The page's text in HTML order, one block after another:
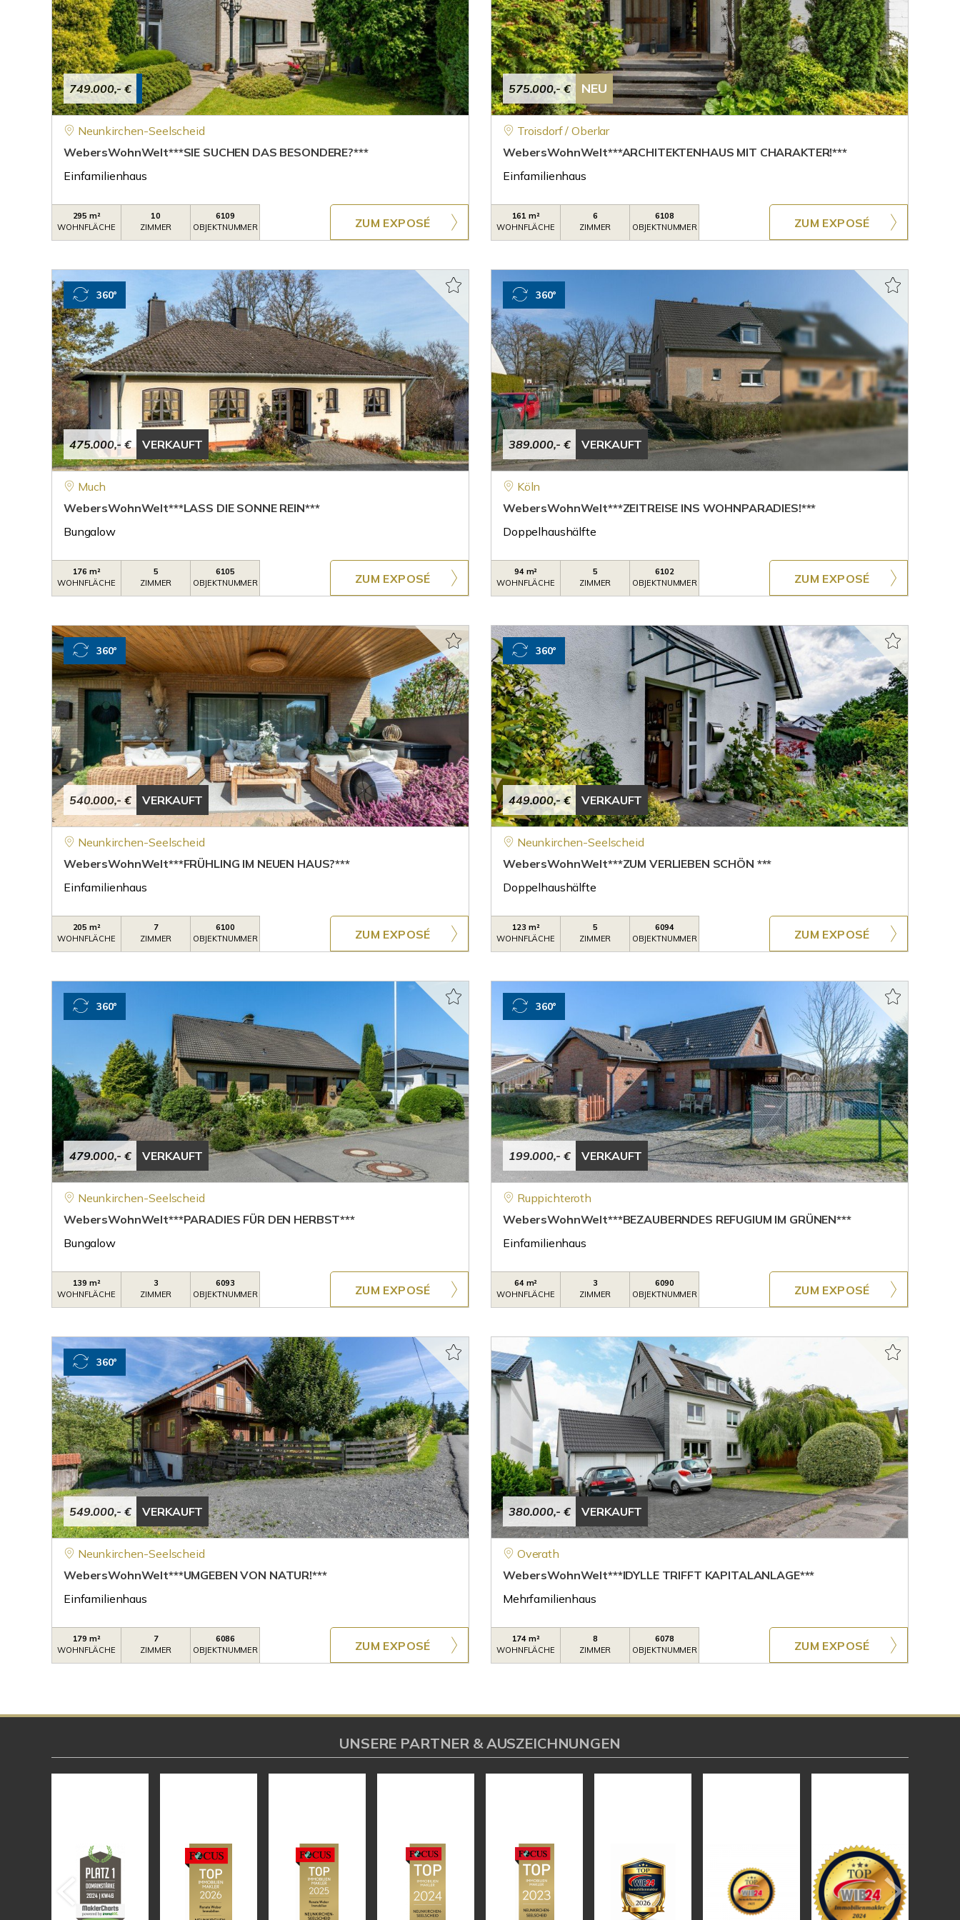
749.000,- €
Neunkirchen-Seelscheid
WebersWohnWelt***SIE SUCHEN DAS BESONDERE?***
Einfamilienhaus
295 m²
WOHNFLÄCHE
10
ZIMMER
6109
OBJEKTNUMMER
ZUM EXPOSÉ
575.000,- € NEU
Troisdorf / Oberlar
WebersWohnWelt***ARCHITEKTENHAUS MIT CHARAKTER!***
Einfamilienhaus
161 m²
WOHNFLÄCHE
6
ZIMMER
6108
OBJEKTNUMMER
ZUM EXPOSÉ
475.000,- € VERKAUFT
360°
Much
WebersWohnWelt***LASS DIE SONNE REIN***
Bungalow
176 m²
WOHNFLÄCHE
5
ZIMMER
6105
OBJEKTNUMMER
ZUM EXPOSÉ
389.000,- € VERKAUFT
360°
Köln
WebersWohnWelt***ZEITREISE INS WOHNPARADIES!***
Doppelhaushälfte
94 m²
WOHNFLÄCHE
5
ZIMMER
6102
OBJEKTNUMMER
ZUM EXPOSÉ
540.000,- € VERKAUFT
360°
Neunkirchen-Seelscheid
WebersWohnWelt***FRÜHLING IM NEUEN HAUS?***
Einfamilienhaus
205 m²
WOHNFLÄCHE
7
ZIMMER
6100
OBJEKTNUMMER
ZUM EXPOSÉ
449.000,- € VERKAUFT
360°
Neunkirchen-Seelscheid
WebersWohnWelt***ZUM VERLIEBEN SCHÖN ***
Doppelhaushälfte
123 m²
WOHNFLÄCHE
5
ZIMMER
6094
OBJEKTNUMMER
ZUM EXPOSÉ
479.000,- € VERKAUFT
360°
Neunkirchen-Seelscheid
WebersWohnWelt***PARADIES FÜR DEN HERBST***
Bungalow
139 m²
WOHNFLÄCHE
3
ZIMMER
6093
OBJEKTNUMMER
ZUM EXPOSÉ
199.000,- € VERKAUFT
360°
Ruppichteroth
WebersWohnWelt***BEZAUBERNDES REFUGIUM IM GRÜNEN***
Einfamilienhaus
64 m²
WOHNFLÄCHE
3
ZIMMER
6090
OBJEKTNUMMER
ZUM EXPOSÉ
549.000,- € VERKAUFT
360°
Neunkirchen-Seelscheid
WebersWohnWelt***UMGEBEN VON NATUR!***
Einfamilienhaus
179 m²
WOHNFLÄCHE
7
ZIMMER
6086
OBJEKTNUMMER
ZUM EXPOSÉ
380.000,- € VERKAUFT
Overath
WebersWohnWelt***IDYLLE TRIFFT KAPITALANLAGE***
Mehrfamilienhaus
174 m²
WOHNFLÄCHE
8
ZIMMER
6078
OBJEKTNUMMER
ZUM EXPOSÉ
UNSERE PARTNER & AUSZEICHNUNGEN